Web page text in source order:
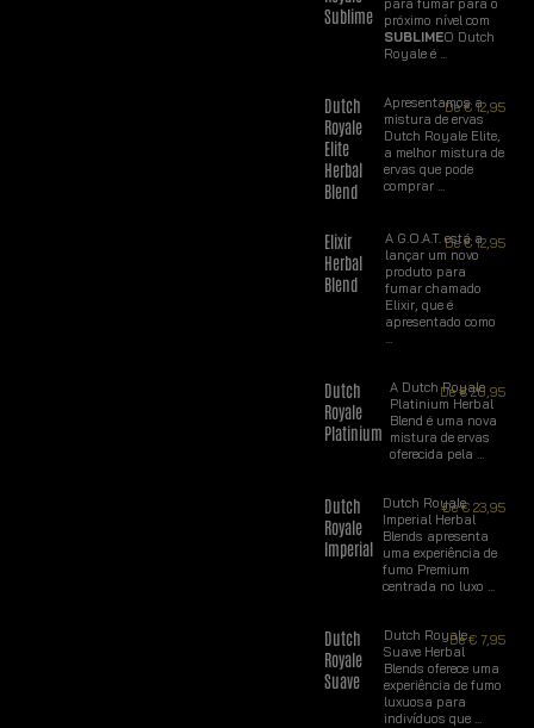
Sublime
para fumar para o
próximo nível com
SUBLIMEO Dutch
Royale é ...
Dutch
Royale
Elite
Herbal
Blend
De€ 12,95
Apresentamos a
mistura de ervas
Dutch Royale Elite,
a melhor mistura de
ervas que pode
comprar ...
Elixir
Herbal
Blend
De€ 12,95
A G.O.A.T. está a
lançar um novo
produto para
fumar chamado
Elixir, que é
apresentado como
...
Dutch
Royale
Platinium
De€20,95
A Dutch Royale
Platinium Herbal
Blend é uma nova
mistura de ervas
oferecida pela ...
Dutch
Royale
Imperial
De€ 23,95
Dutch Royale
Imperial Herbal
Blends apresenta
uma experiência de
fumo Premium
centrada no luxo ...
Dutch
Royale
Suave
De€ 7,95
Dutch Royale
Suave Herbal
Blends oferece uma
experiência de fumo
luxuosa para
indivíduos que ...